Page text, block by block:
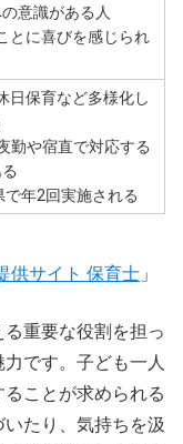
意識がある人
とに喜びを感じられ
日保育など多様化し
勤や宿直で対応する
で年2回実施される
供サイト 保育士 」
重要な役割を担っ
です。子ども一人
ことが求められる
たり、気持ちを汲